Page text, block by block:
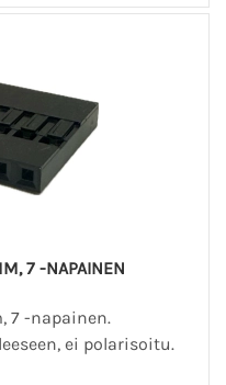
7 -NAPAINEN
7 -napainen.
ei polarisoitu.